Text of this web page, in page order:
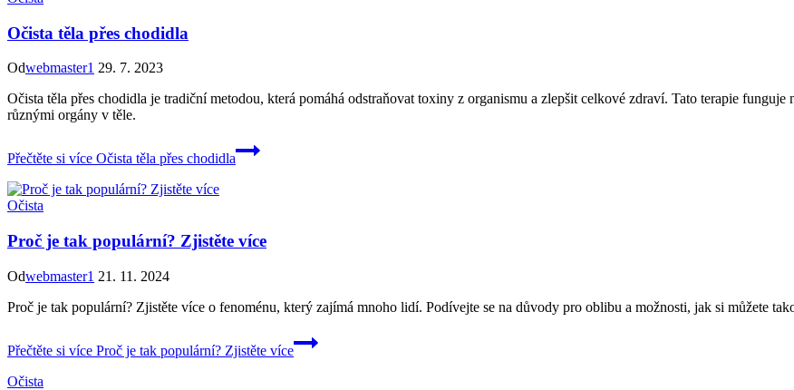
Očista těla přes chodidla
Odwebmaster1 29. 7. 2023
Očista těla přes chodidla je tradiční metodou, která pomáhá odstraňovat toxiny z organismu a zlepšit celkové zdraví. Tato terapie
různými orgány v těle.
Přečtěte si více Očista těla přes chodidla
Očista
Proč je tak populární? Zjistěte více
Odwebmaster1 21. 11. 2024
Proč je tak populární? Zjistěte více o fenoménu, který zajímá mnoho lidí. Podívejte se na důvody pro oblibu a možnosti, jak si můžete
Přečtěte si více Proč je tak populární? Zjistěte více
Očista